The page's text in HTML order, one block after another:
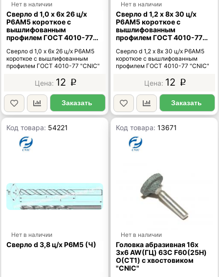
Нет в наличии
Сверло d 1,0 х 6х 26 ц/х
Р6АМ5 короткое с
вышлифованным
профилем ГОСТ 4010-77
Сверло d 1,0 х 6х 26 ц/х Р6АМ5
короткое с вышлифованным
профилем ГОСТ 4010-77 "CNIC"
12 p
Заказать
Нет в наличии
Сверло d 1,2 х 8х 30 ц/х
Р6АМ5 короткое с
вышлифованным
профилем ГОСТ 4010-77
Сверло d 1,2 х 8х 30 ц/х Р6АМ5
короткое с вышлифованным
профилем ГОСТ 4010-77 "CNIC"
12 p
Заказать
Код товара: 54221
Нет в наличии
Сверло d 3,8 ц/х Р6М5 (Ч)
Код товара:13671
Нет в наличии
Головка абразивная 16х
3х6 AW(ГЦ) 63C F60(25Н)
O(СТ1) с хвостовиком
"CNIC"